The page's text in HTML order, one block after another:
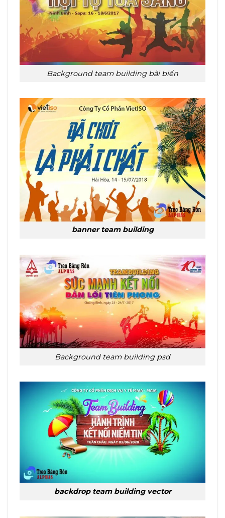
Background team building bãi biển
banner team building
Background team building psd
backdrop team building vector